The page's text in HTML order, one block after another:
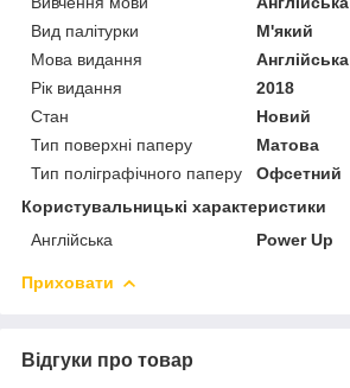
Вид палітурки
М'який
Мова видання
Англійська
Рік видання
2018
Стан
Новий
Тип поверхні паперу
Матова
Тип поліграфічного паперу
Офсетний
Користувальницькі характеристики
Англійська
Power Up
Приховати
Відгуки про товар